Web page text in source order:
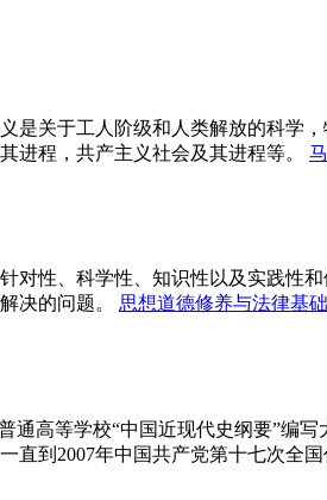
关于工人阶级和人类解放的科学
进程，共产主义社会及其进程等。
对性、科学性、知识性以及实践性
决的问题。
思想道德修养与法律基
高等学校“中国近现代史纲要”编
到2007年中国共产党第十七次全